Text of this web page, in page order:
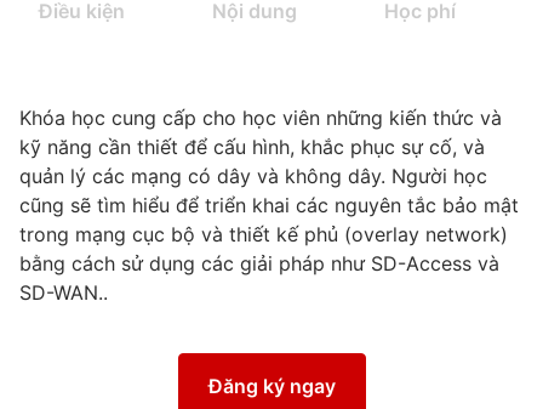
Điều kiện Nội dung Học phí
Khóa học cung cấp cho học viên những kiến thức và
kỹ năng cần thiết để cấu hình, khắc phục sự cố, và
quản lý các mạng có dây và không dây. Người học
cũng sẽ tìm hiểu để triển khai các nguyên tắc bảo mật
trong mạng cục bộ và thiết kế phủ (overlay network)
bằng cách sử dụng các giải pháp như SD-Access và
SD-WAN..
Đăng ký ngay